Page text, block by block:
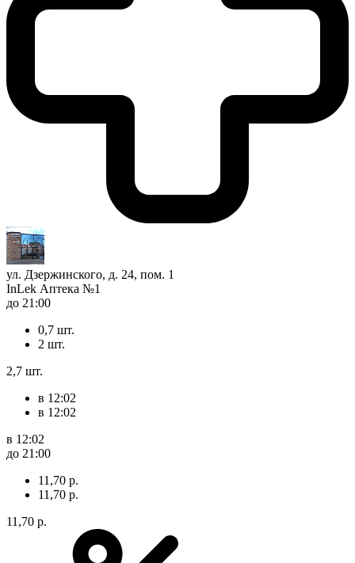
ул. Дзержинского, д. 24, пом. 1
InLek Аптека №1
до 21:00
0,7 шт.
2 шт.
2,7 шт.
в 12:02
в 12:02
в 12:02
до 21:00
11,70 р.
11,70 р.
11,70 р.